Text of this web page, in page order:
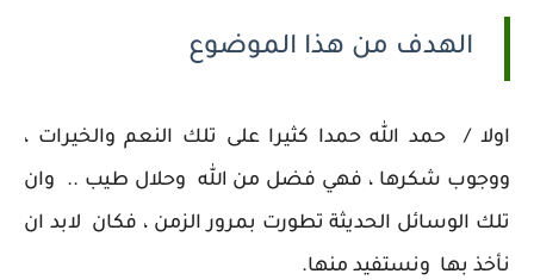
الهدف من هذا الموضوع
اولا / حمد الله حمدا كثيرا على تلك النعم والخيرات ،
ووجوب شكرها ، فهي فضل من الله وحلال طيب .. وان
تلك الوسائل الحديثة تطورت بمرور الزمن ، فكان لابد ان
نأخذ بها ونستفيد منها.